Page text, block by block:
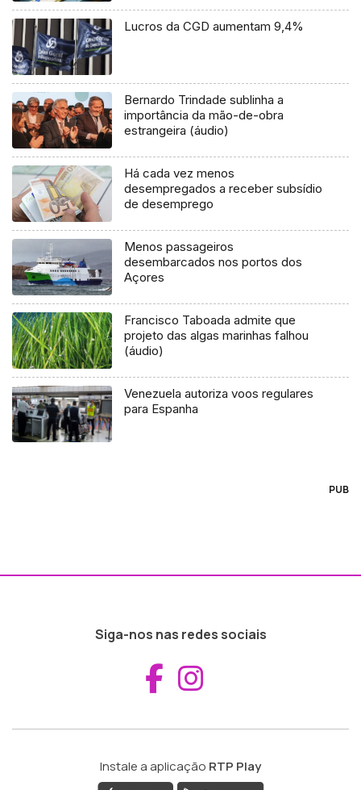
Lucros da CGD aumentam 9,4%
Bernardo Trindade sublinha a
importância da mão-de-obra
estrangeira (áudio)
Há cada vez menos
desempregados a receber subsídio
de desemprego
Menos passageiros
desembarcados nos portos dos
Açores
Francisco Taboada admite que
projeto das algas marinhas falhou
(áudio)
Venezuela autoriza voos regulares
para Espanha
PUB
Siga-nos nas redes sociais
Aceder ao
Instale a aplicação RTP Play